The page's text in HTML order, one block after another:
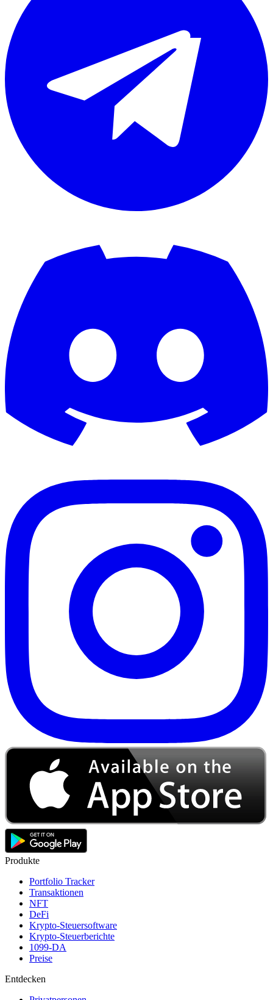
Produkte
Portfolio Tracker
Transaktionen
NFT
DeFi
Krypto-Steuersoftware
Krypto-Steuerberichte
1099-DA
Preise
Entdecken